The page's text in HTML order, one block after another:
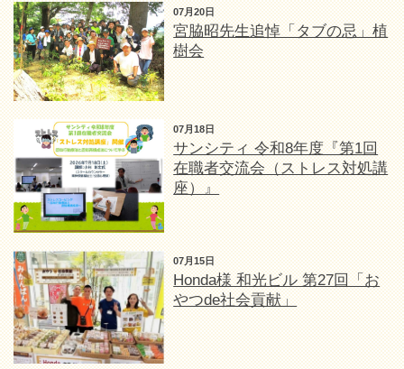
07月20日
宮脇昭先生追悼「タブの忌」植
樹会
07月18日
サンシティ 令和8年度『第1回
在職者交流会（ストレス対処講
座）』
07月15日
Honda様 和光ビル 第27回「お
やつde社会貢献」